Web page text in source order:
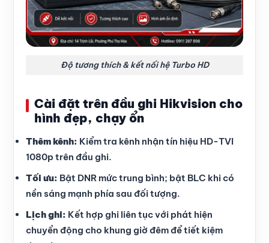
Độ tương thích & kết nối hệ Turbo HD
Cài đặt trên đầu ghi Hikvision cho
hình đẹp, chạy ổn
Thêm kênh: Kiểm tra kênh nhận tín hiệu HD-TVI
1080p trên đầu ghi.
Tối ưu: Bật DNR mức trung bình; bật BLC khi có
nền sáng mạnh phía sau đối tượng.
Lịch ghi: Kết hợp ghi liên tục với phát hiện
chuyển động cho khung giờ đêm để tiết kiệm